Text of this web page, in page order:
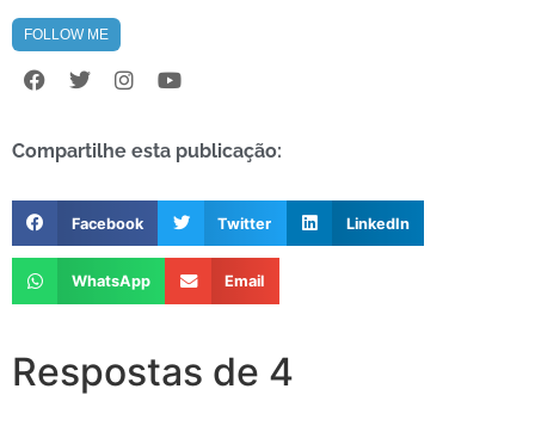
FOLLOW ME
Compartilhe esta publicação:
Facebook Twitter LinkedIn
WhatsApp Email
Respostas de 4